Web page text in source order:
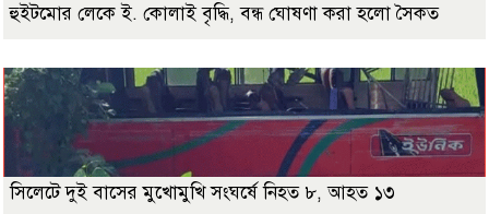
হুইটমোর লেকে ই. কোলাই বৃদ্ধি, বন্ধ ঘোষণা করা হলো সৈকত
সিলেটে দুই বাসের মুখোমুখি সংঘর্ষে নিহত ৮, আহত ১৩